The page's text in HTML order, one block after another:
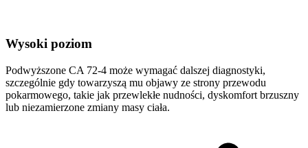
Wysoki poziom
Podwyższone CA 72-4 może wymagać dalszej diagnostyki,
szczególnie gdy towarzyszą mu objawy ze strony przewodu
pokarmowego, takie jak przewlekłe nudności, dyskomfort brzuszny
lub niezamierzone zmiany masy ciała.